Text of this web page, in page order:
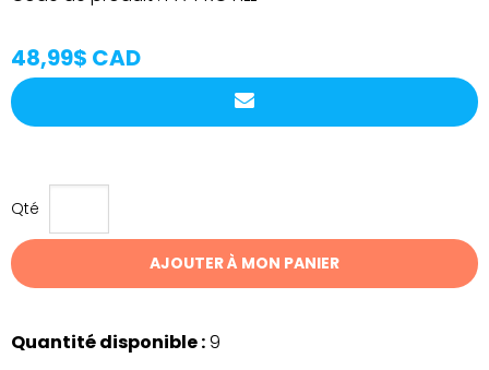
48,99$ CAD
Qté
AJOUTER À MON PANIER
Quantité disponible :9